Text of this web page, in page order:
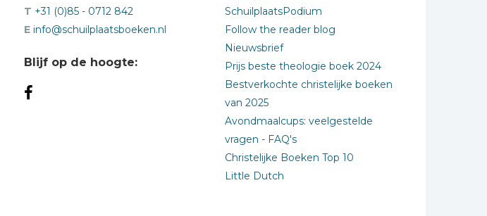
T +31 (0)85 - 0712 842
E info@schuilplaatsboeken.nl
Blijf op de hoogte:
SchuilplaatsPodium
Follow the reader blog
Nieuwsbrief
Prijs beste theologie boek 2024
Bestverkochte christelijke boeken
van 2025
Avondmaalcups: veelgestelde
vragen - FAQ's
Christelijke Boeken Top 10
Little Dutch